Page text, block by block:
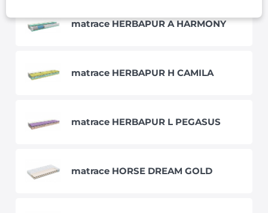
matrace HERBAPUR A HARMONY
matrace HERBAPUR H CAMILA
matrace HERBAPUR L PEGASUS
matrace HORSE DREAM GOLD